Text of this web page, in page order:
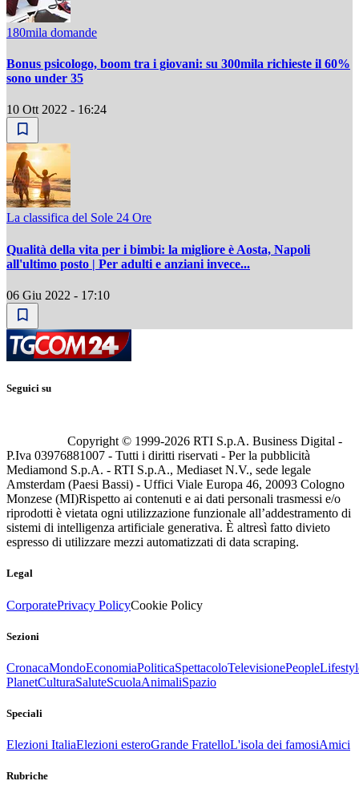
180mila domande
Bonus psicologo, boom tra i giovani: su 300mila richieste il 60%
sono under 35
10 Ott 2022 - 16:24
La classifica del Sole 24 Ore
Qualità della vita per i bimbi: la migliore è Aosta, Napoli
all'ultimo posto | Per adulti e anziani invece...
06 Giu 2022 - 17:10
Seguici su
Copyright © 1999-2026 RTI S.p.A. Business Digital -
P.Iva 03976881007 - Tutti i diritti riservati - Per la pubblicità
Mediamond S.p.A. - RTI S.p.A., Mediaset N.V., sede legale
Amsterdam (Paesi Bassi) - Uffici Viale Europa 46, 20093 Cologno
Monzese (MI)Rispetto ai contenuti e ai dati personali trasmessi e/o
riprodotti è vietata ogni utilizzazione funzionale all’addestramento di
sistemi di intelligenza artificiale generativa. È altresì fatto divieto
espresso di utilizzare mezzi automatizzati di data scraping.
Legal
CorporatePrivacy PolicyCookie Policy
Sezioni
CronacaMondoEconomiaPoliticaSpettacoloTelevisionePeople
PlanetCulturaSaluteScuolaAnimaliSpazio
Speciali
Elezioni ItaliaElezioni esteroGrande FratelloL'isola dei famosiAmici
Rubriche